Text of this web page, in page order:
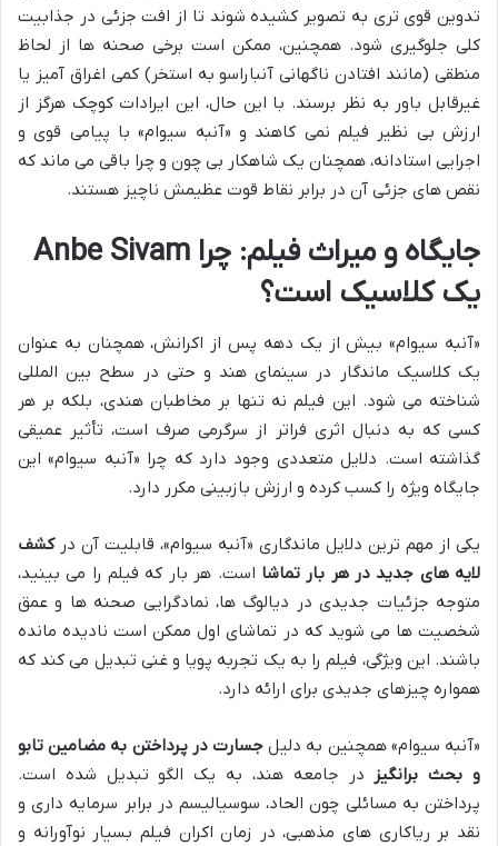
تدوین قوی تری به تصویر کشیده شوند تا از افت جزئی در جذابیت
کلی جلوگیری شود. همچنین، ممکن است برخی صحنه ها از لحاظ
منطقی (مانند افتادن ناگهانی آنباراسو به استخر) کمی اغراق آمیز یا
غیرقابل باور به نظر برسند. با این حال، این ایرادات کوچک هرگز از
ارزش بی نظیر فیلم نمی کاهند و «آنبه سیوام» با پیامی قوی و
اجرایی استادانه، همچنان یک شاهکار بی چون و چرا باقی می ماند که
نقص های جزئی آن در برابر نقاط قوت عظیمش ناچیز هستند.
جایگاه و میراث فیلم: چرا Anbe Sivam
یک کلاسیک است؟
«آنبه سیوام» بیش از یک دهه پس از اکرانش، همچنان به عنوان
یک کلاسیک ماندگار در سینمای هند و حتی در سطح بین المللی
شناخته می شود. این فیلم نه تنها بر مخاطبان هندی، بلکه بر هر
کسی که به دنبال اثری فراتر از سرگرمی صرف است، تأثیر عمیقی
گذاشته است. دلایل متعددی وجود دارد که چرا «آنبه سیوام» این
جایگاه ویژه را کسب کرده و ارزش بازبینی مکرر دارد.
یکی از مهم ترین دلایل ماندگاری «آنبه سیوام»، قابلیت آن درکشف
لایه های جدید در هر بار تماشا است. هر بار که فیلم را می بینید،
متوجه جزئیات جدیدی در دیالوگ ها، نمادگرایی صحنه ها و عمق
شخصیت ها می شوید که در تماشای اول ممکن است نادیده مانده
باشند. این ویژگی، فیلم را به یک تجربه پویا و غنی تبدیل می کند که
همواره چیزهای جدیدی برای ارائه دارد.
«آنبه سیوام» همچنین به دلیل جسارت در پرداختن به مضامین تابو
و بحث برانگیز در جامعه هند، به یک الگو تبدیل شده است.
پرداختن به مسائلی چون الحاد، سوسیالیسم در برابر سرمایه داری و
نقد بر ریاکاری های مذهبی، در زمان اکران فیلم بسیار نوآورانه و